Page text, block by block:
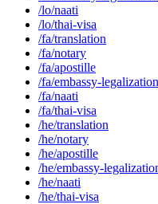
/lo/naati
/lo/thai-visa
/fa/translation
/fa/notary
/fa/apostille
/fa/embassy-legalization
/fa/naati
/fa/thai-visa
/he/translation
/he/notary
/he/apostille
/he/embassy-
/he/naati
/he/thai-visa